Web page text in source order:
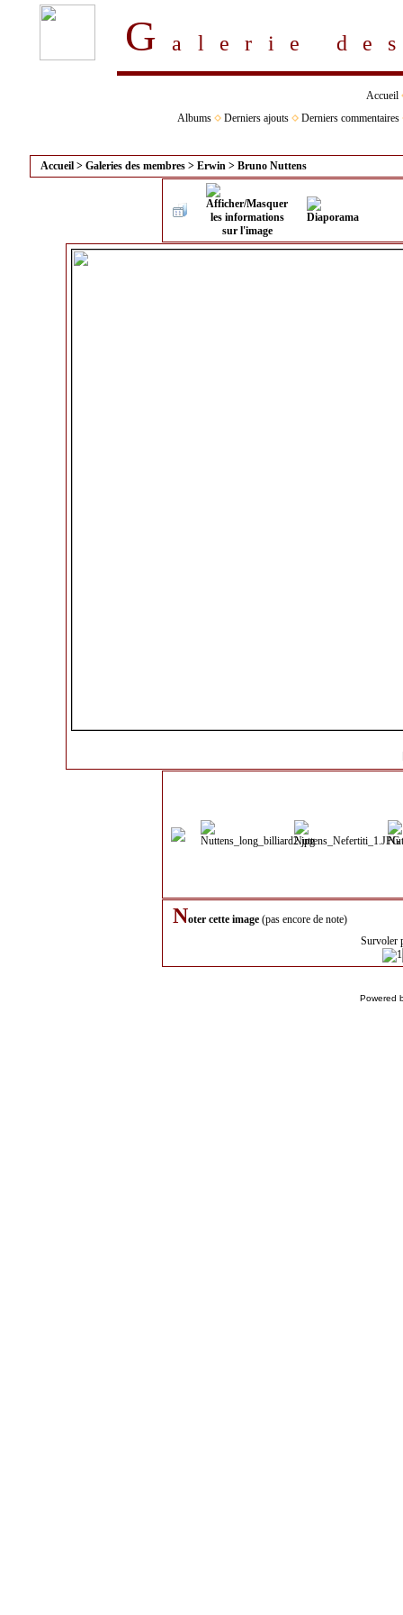
Galerie
Accueil
Albums
Derniers ajouts Derniers commentaires
Accueil > Galeries des membres > Erwin > Bruno Nuttens
Noter cette image (pas encore de note)
Survoler
Powered